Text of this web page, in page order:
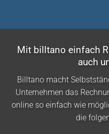
Mit billtano einfach
auch
Billtano macht
Unternehmen das
online so einfach wie
die